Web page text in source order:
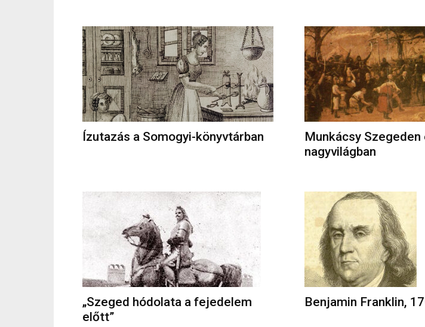
Ízutazás a Somogyi-könyvtárban
Munkácsy Szegeden
nagyvilágban
„Szeged hódolata a fejedelem
előtt”
Benjamin Franklin,